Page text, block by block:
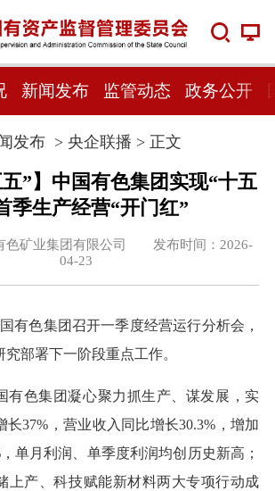
新闻发布 监管动态 政务公开
发布> 央企联播 > 正文
五”】中国有色集团实现“十五
季生产经营“开门红”
色矿业集团有限公司 发布时间：2026-
04-23
有色集团召开一季度经营运行分析会，
部署下一阶段重点工作。
有色集团凝心聚力抓生产、谋发展，实
长37%，营业收入同比增长30.3%，增加
单月利润、单季度利润均创历史新高；
上产、科技赋能新材料两大专项行动成